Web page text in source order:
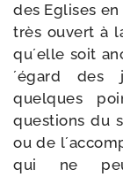
des Eglises
très ouvert à
qu´elle soit
´égard des
quelques
ques­tions du
ou de
qui ne